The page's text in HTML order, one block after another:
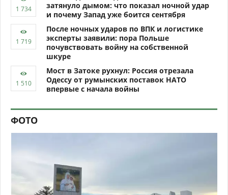
затянуло дымом: что показал ночной удар
и почему Запад уже боится сентября
После ночных ударов по ВПК и логистике
эксперты заявили: пора Польше
почувствовать войну на собственной
шкуре
Мост в Затоке рухнул: Россия отрезала
Одессу от румынских поставок НАТО
впервые с начала войны
ФОТО